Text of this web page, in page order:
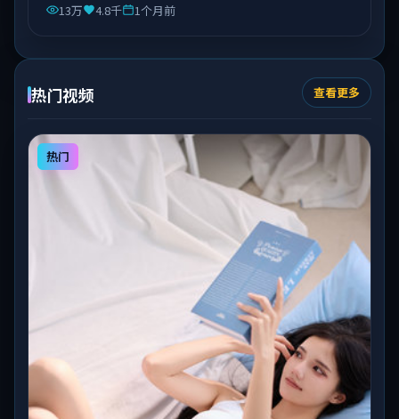
13万 4.8千 1个月前
热门视频 查看更多
热门